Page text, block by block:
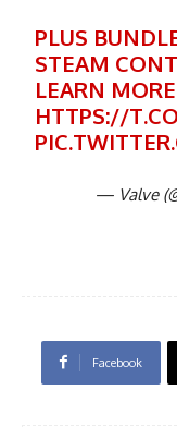
PLUS
STEAM
LEARN
HTTPS://
— Valve
Facebook